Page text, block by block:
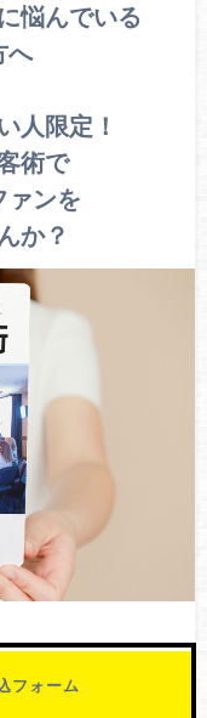
悩んでいる
へ
人限定！
術で
ァンを
か？
フォーム